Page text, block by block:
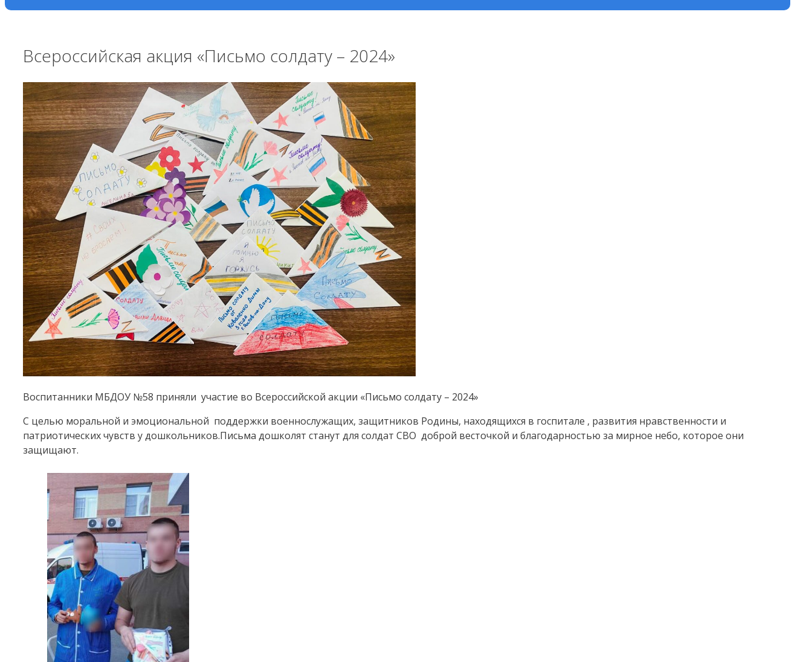
Всероссийская акция «Письмо солдату – 2024»
Воспитанники МБДОУ №58 приняли участие во Всероссийской акции «Письмо солдату – 2024»
С целью моральной и эмоциональной поддержки военнослужащих, защитников Родины, находящихся в госпитале , развития нравственности и
патриотических чувств у дошкольников.Письма дошколят станут для солдат СВО доброй весточкой и благодарностью за мирное небо, которое они
защищают.